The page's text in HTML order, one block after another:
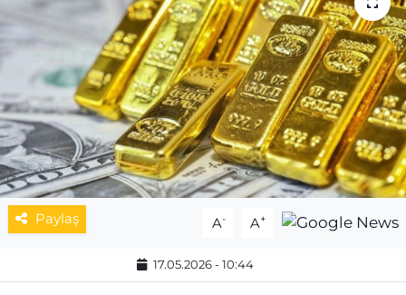
Paylaş A- A+
17.05.2026 - 10:44
MAGAZİN
ESKİŞEHİRSPOR